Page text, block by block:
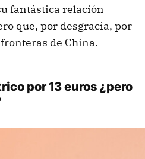
fantástica relación
que, por desgracia, por
de China.
por 13 euros ¿pero